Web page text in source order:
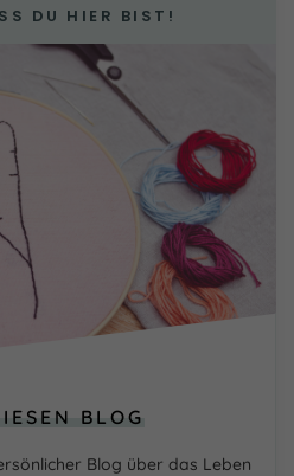
DU HIER BIST!
BLOG
Blog über das Leben